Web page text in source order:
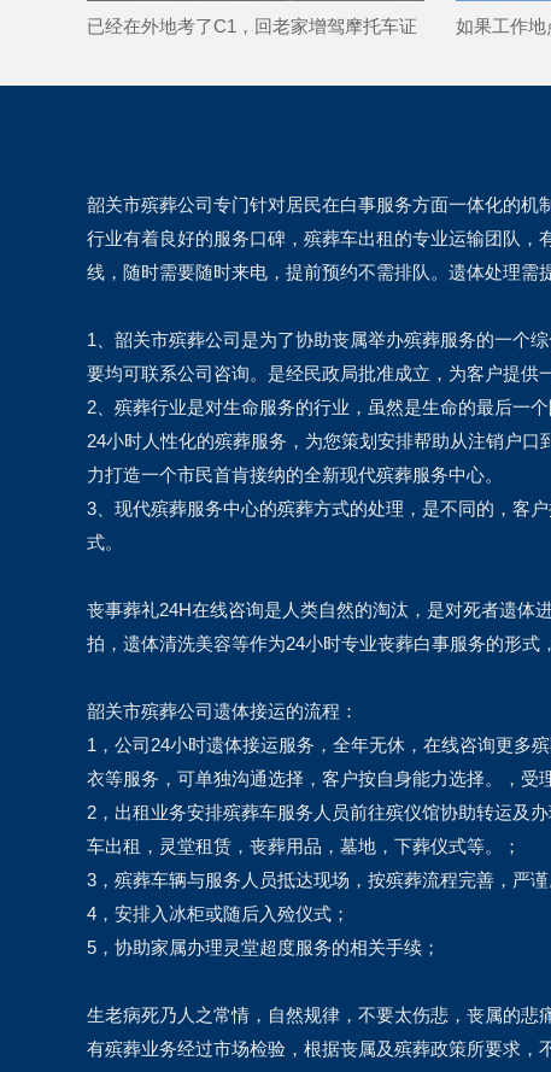
已经在外地考了C1，回老家增驾摩托车证
如果工作地
韶关市殡葬公司专门针对居民在白事服务方面一体化的
行业有着良好的服务口碑，殡葬车出租的专业运输团队
线，随时需要随时来电，提前预约不需排队。遗体处理需
1、韶关市殡葬公司是为了协助丧属举办殡葬服务的一个
要均可联系公司咨询。是经民政局批准成立，为客户提供
2、殡葬行业是对生命服务的行业，虽然是生命的最后一
24小时人性化的殡葬服务，为您策划安排帮助从注销户
力打造一个市民首肯接纳的全新现代殡葬服务中心。
3、现代殡葬服务中心的殡葬方式的处理，是不同的，客
式。
丧事葬礼24H在线咨询是人类自然的淘汰，是对死者遗体
拍，遗体清洗美容等作为24小时专业丧葬白事服务的形式
韶关市殡葬公司遗体接运的流程：
1，公司24小时遗体接运服务，全年无休，在线咨询更多
衣等服务，可单独沟通选择，客户按自身能力选择。，受
2，出租业务安排殡葬车服务人员前往殡仪馆协助转运及
车出租，灵堂租赁，丧葬用品，墓地，下葬仪式等。；
3，殡葬车辆与服务人员抵达现场，按殡葬流程完善，严
4，安排入冰柜或随后入殓仪式；
5，协助家属办理灵堂超度服务的相关手续；
生老病死乃人之常情，自然规律，不要太伤悲，丧属的
有殡葬业务经过市场检验，根据丧属及殡葬政策所要求，